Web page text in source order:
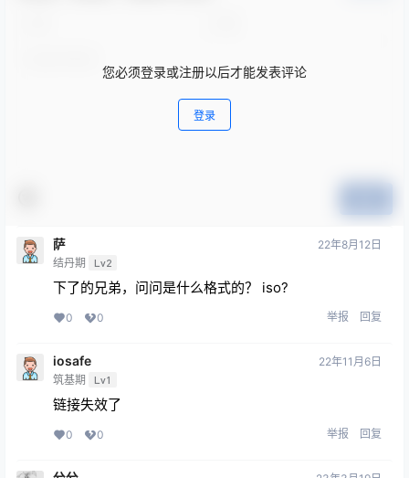
您必须登录或注册以后才能发表评论
登录
萨
结丹期 Lv2
22年8月12日
下了的兄弟，问问是什么格式的？ iso?
0 0 举报 回复
iosafe
筑基期 Lv1
22年11月6日
链接失效了
0 0 举报 回复